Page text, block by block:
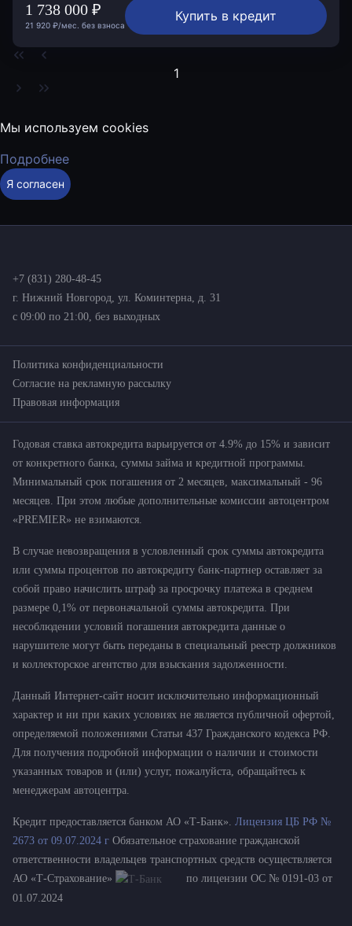
Купить в кредит
1 738 000 ₽
21 920 ₽/мес. без взноса
1
Мы используем cookies
Подробнее
Я согласен
+7 (831) 280-48-45
г. Нижний Новгород, ул. Коминтерна, д. 31
с 09:00 по 21:00, без выходных
Политика конфиденциальности
Согласие на рекламную рассылку
Правовая информация
Годовая ставка автокредита варьируется от 4.9% до 15% и зависит
от конкретного банка, суммы займа и кредитной программы.
Минимальный срок погашения от 2 месяцев, максимальный - 96
месяцев. При этом любые дополнительные комиссии автоцентром
«PREMIER» не взимаются.
В случае невозвращения в условленный срок суммы автокредита
или суммы процентов по автокредиту банк-партнер оставляет за
собой право начислить штраф за просрочку платежа в среднем
размере 0,1% от первоначальной суммы автокредита. При
несоблюдении условий погашения автокредита данные о
нарушителе могут быть переданы в специальный реестр должников
и коллекторское агентство для взыскания задолженности.
Данный Интернет-сайт носит исключительно информационный
характер и ни при каких условиях не является публичной офертой,
определяемой положениями Статьи 437 Гражданского кодекса РФ.
Для получения подробной информации о наличии и стоимости
указанных товаров и (или) услуг, пожалуйста, обращайтесь к
менеджерам автоцентра.
Кредит предоставляется банком АО «Т-Банк». Лицензия ЦБ РФ №
2673 от 09.07.2024 г Обязательное страхование гражданской
ответственности владельцев транспортных средств осуществляется
АО «Т-Страхование»
по лицензии ОС № 0191-03 от
01.07.2024